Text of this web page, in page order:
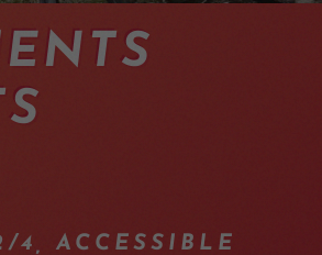
4, ACCESSIBLE